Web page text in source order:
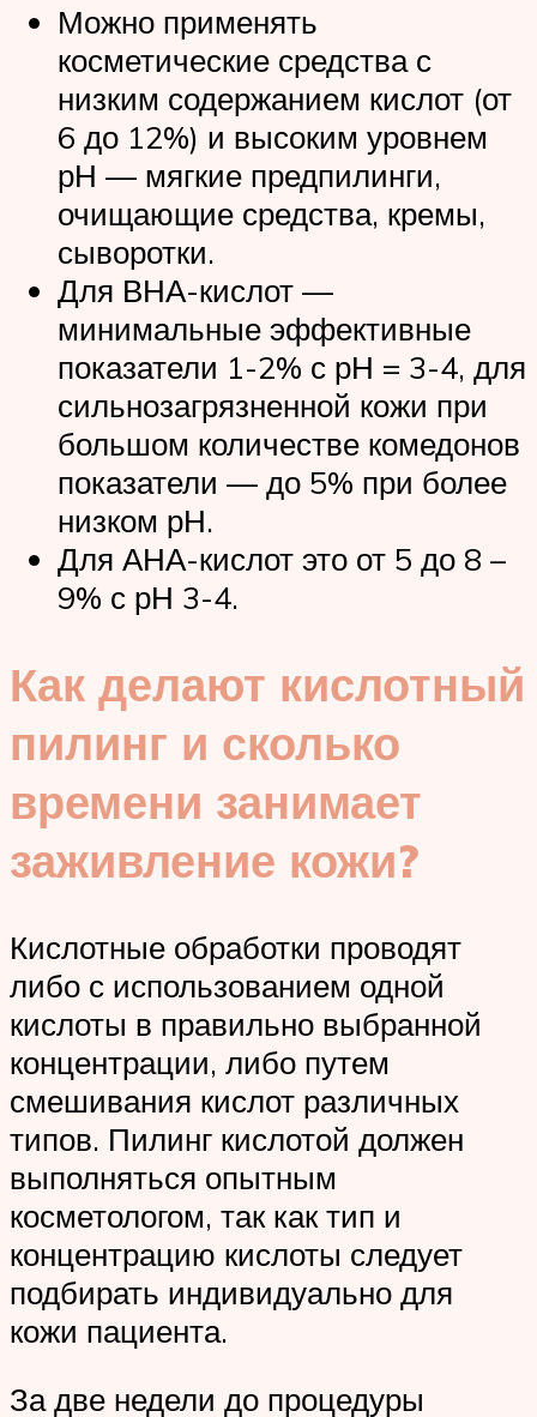
Можно применять
косметические средства с
низким содержанием кислот (от
6 до 12%) и высоким уровнем
рН — мягкие предпилинги,
очищающие средства, кремы,
сыворотки.
Для ВНА-кислот —
минимальные эффективные
показатели 1-2% с рН = 3-4, для
сильнозагрязненной кожи при
большом количестве комедонов
показатели — до 5% при более
низком рН.
Для АНА-кислот это от 5 до 8 –
9% с рН 3-4.
Как делают кислотный
пилинг и сколько
времени занимает
заживление кожи?
Кислотные обработки проводят
либо с использованием одной
кислоты в правильно выбранной
концентрации, либо путем
смешивания кислот различных
типов. Пилинг кислотой должен
выполняться опытным
косметологом, так как тип и
концентрацию кислоты следует
подбирать индивидуально для
кожи пациента.
За две недели до процедуры